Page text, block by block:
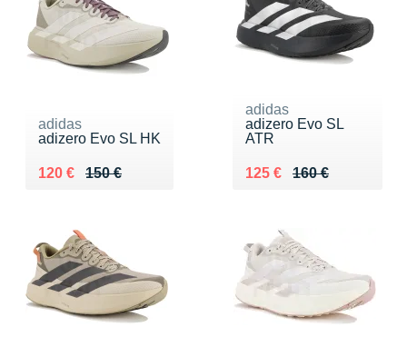
adidas
adizero Evo SL HK
150 €
Au lieu de 150 €
120 €
Vendu 120 €
adidas
adizero Evo SL
ATR
160 €
Au lieu de 160 €
125 €
Vendu 125 €